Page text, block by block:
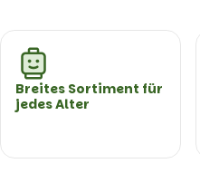
Breites Sortiment für
jedes Alter